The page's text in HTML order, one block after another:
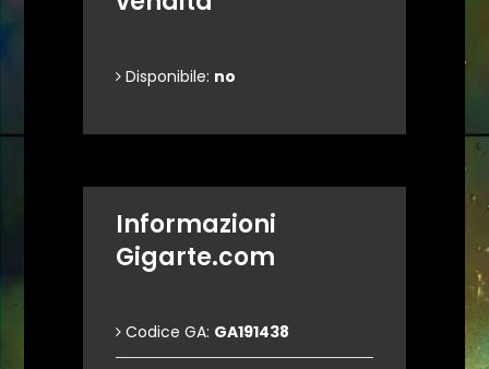
Disponibile: no
Informazioni
Gigarte.com
Codice GA: GA191438